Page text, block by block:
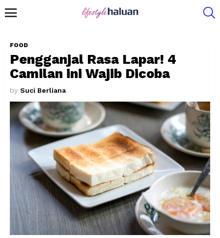
FOOD
Pengganjal Rasa Lapar! 4
Camilan ini Wajib Dicoba
by Suci Berliana